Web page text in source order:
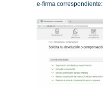
e-firma correspondiente: